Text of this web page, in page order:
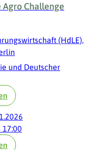
Agro Challenge
(HdLE),
und Deutscher
17:00